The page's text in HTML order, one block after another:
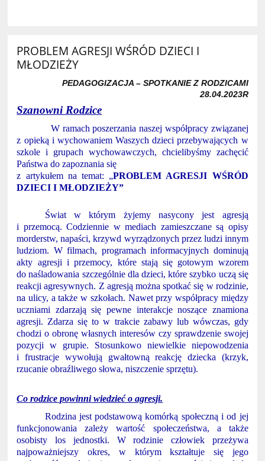
PROBLEM AGRESJI WŚRÓD DZIECI I
MŁODZIEŻY
PEDAGOGIZACJA – SPOTKANIE Z RODZICAMI
28.04.2023R
Szanowni Rodzice
W ramach poszerzania naszej współpracy związanej
z opieką i wychowaniem Waszych dzieci przebywających w
szkole i grupach wychowawczych, chcielibyśmy zachęcić
Państwa do zapoznania się
z artykułem na temat: „PROBLEM AGRESJI WŚRÓD
DZIECI I MŁODZIEŻY”
Świat w którym żyjemy nasycony jest agresją
i przemocą. Codziennie w mediach zamieszczane są opisy
morderstw, napaści, krzywd wyrządzonych przez ludzi innym
ludziom. W filmach, programach informacyjnych dominują
akty agresji i przemocy, które stają się gotowym wzorem
do naśladowania szczególnie dla dzieci, które szybko uczą się
reakcji agresywnych. Z agresją można spotkać się w rodzinie,
na ulicy, a także w szkołach. Nawet przy współpracy między
uczniami zdarzają się pewne interakcje noszące znamiona
agresji. Zdarza się to w trakcie zabawy lub wówczas, gdy
chodzi o obronę własnych interesów czy sprawdzenie swojej
pozycji w grupie. Stosunkowo niewielkie niepowodzenia
i frustracje wywołują gwałtowną reakcję dziecka (krzyk,
rzucanie obraźliwego słowa, niszczenie sprzętu).
Co rodzice powinni wiedzieć o agresji.
Rodzina jest podstawową komórką społeczną i od jej
funkcjonowania zależy wartość społeczeństwa, a także
osobisty los jednostki. W rodzinie człowiek przeżywa
najpoważniejszy okres, w którym kształtuje się jego